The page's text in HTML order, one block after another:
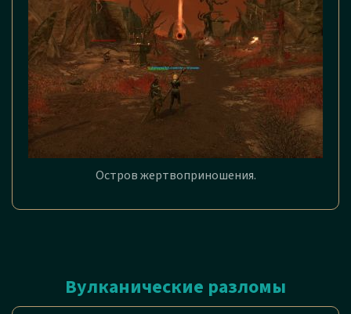
Остров жертвоприношения.
Вулканические разломы